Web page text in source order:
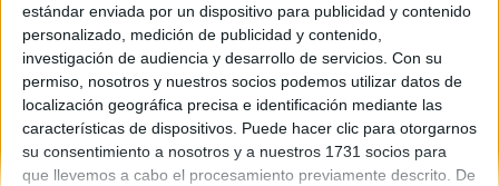
estándar enviada por un dispositivo para publicidad y contenido
personalizado, medición de publicidad y contenido,
investigación de audiencia y desarrollo de servicios. Con su
permiso, nosotros y nuestros socios podemos utilizar datos de
localización geográfica precisa e identificación mediante las
características de dispositivos. Puede hacer clic para otorgarnos
su consentimiento a nosotros y a nuestros 1731 socios para
que llevemos a cabo el procesamiento previamente descrito. De
© Perfil.com 2006-2019 - Todos los derechos reservados
Registro de Propiedad Intelectual: Nro. 5346433